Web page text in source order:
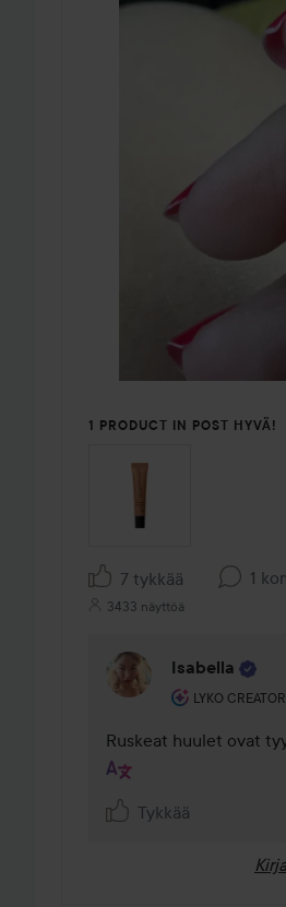
1 PRODUCT IN POST HYVÄ!
7 tykkää 1
3433 näyttöä
Isabella
LYKO CREATOR
Käyttäjän
Ruskeat huulet ovat
Tykkää